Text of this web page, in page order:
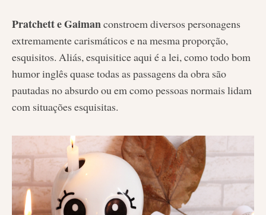
Pratchett e Gaimanconstroem diversos personagens
extremamente carismáticos e na mesma proporção,
esquisitos. Aliás, esquisitice aqui é a lei, como todo bom
humor inglês quase todas as passagens da obra são
pautadas no absurdo ou em como pessoas normais lidam
com situações esquisitas.